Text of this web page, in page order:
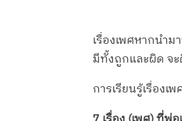
เรื่องเพศหากนำ
มีทั้งถูกและผิด จะ
การเรียนรู้เรื่อง